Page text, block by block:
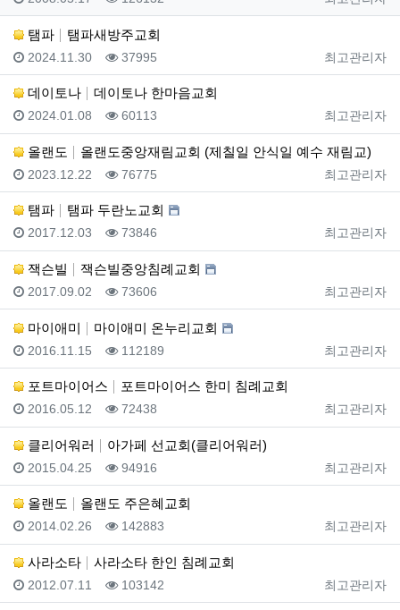
탬파 탬파새방주교회
등록자
최고관리자
등록일
2024.11.30 조회
37995
데이토나 데이토나 한마음교회
등록자
최고관리자
등록일
2024.01.08 조회
60113
올랜도 올랜도중앙재림교회 (제칠일 안식일 예수 재림교)
등록자
최고관리자
등록일
2023.12.22 조회
76775
탬파 탬파 두란노교회
등록자
최고관리자
등록일
2017.12.03 조회
73846
잭슨빌 잭슨빌중앙침례교회
등록자
최고관리자
등록일
2017.09.02 조회
73606
마이애미 마이애미 온누리교회
등록자
최고관리자
등록일
2016.11.15 조회
112189
포트마이어스 포트마이어스 한미 침례교회
등록자
최고관리자
등록일
2016.05.12 조회
72438
클리어워러 아가페 선교회(클리어워러)
등록자
최고관리자
등록일
2015.04.25 조회
94916
올랜도 올랜도 주은혜교회
등록자
최고관리자
등록일
2014.02.26 조회
142883
사라소타 사라소타 한인 침례교회
등록자
최고관리자
등록일
2012.07.11 조회
103142